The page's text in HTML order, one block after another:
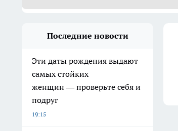
Последние новости
Эти даты рождения выдают
самых стойких
женщин — проверьте себя и
подруг
19:15